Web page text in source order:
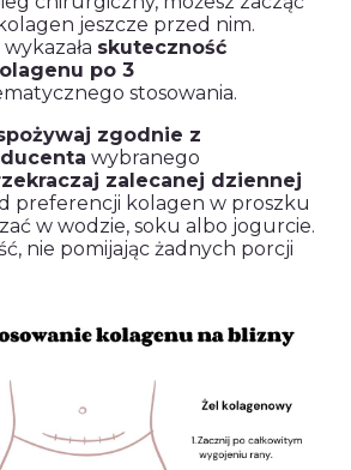
jeszcze przed nim.
skuteczność
po 3
stosowania.
zgodnie z
wybranego
zalecanej dziennej
preferencji kolagen w proszku
w wodzie, soku albo jogurcie.
nie pomijając żadnych porcji